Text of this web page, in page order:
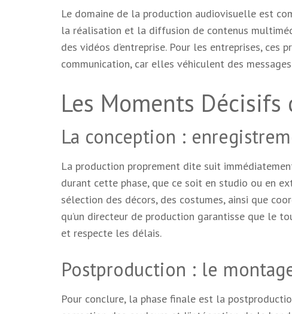
Le domaine de la production audiovisuelle est
la réalisation et la diffusion de contenus
des vidéos d’entreprise. Pour les entreprises,
communication, car elles véhiculent des
Les Moments
La conception :
La production proprement dite suit
durant cette phase, que ce soit en studio ou en
sélection des décors, des costumes, ainsi que
qu’un directeur de production garantisse que le
et respecte les délais.
Postproduction : le
Pour conclure, la phase finale est la